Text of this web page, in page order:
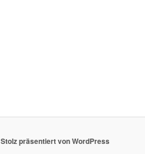
Stolz präsentiert von WordPress